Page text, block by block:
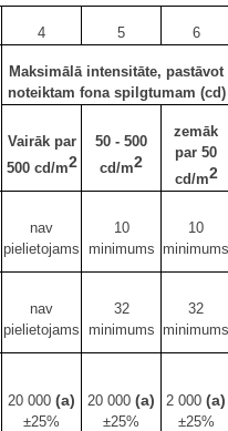
4 5 6
Maksimālā intensitāte, pastāvot
noteiktam fona spilgtumam (cd)
Vairāk par
500 cd/m2
50 - 500
cd/m2
zemāk
par 50
cd/m2
nav
pielietojams
10
minimums
10
minimums
nav
pielietojams
32
minimums
32
minimums
20 000 (a)
±25%
20 000 (a)
±25%
2 000 (a)
±25%